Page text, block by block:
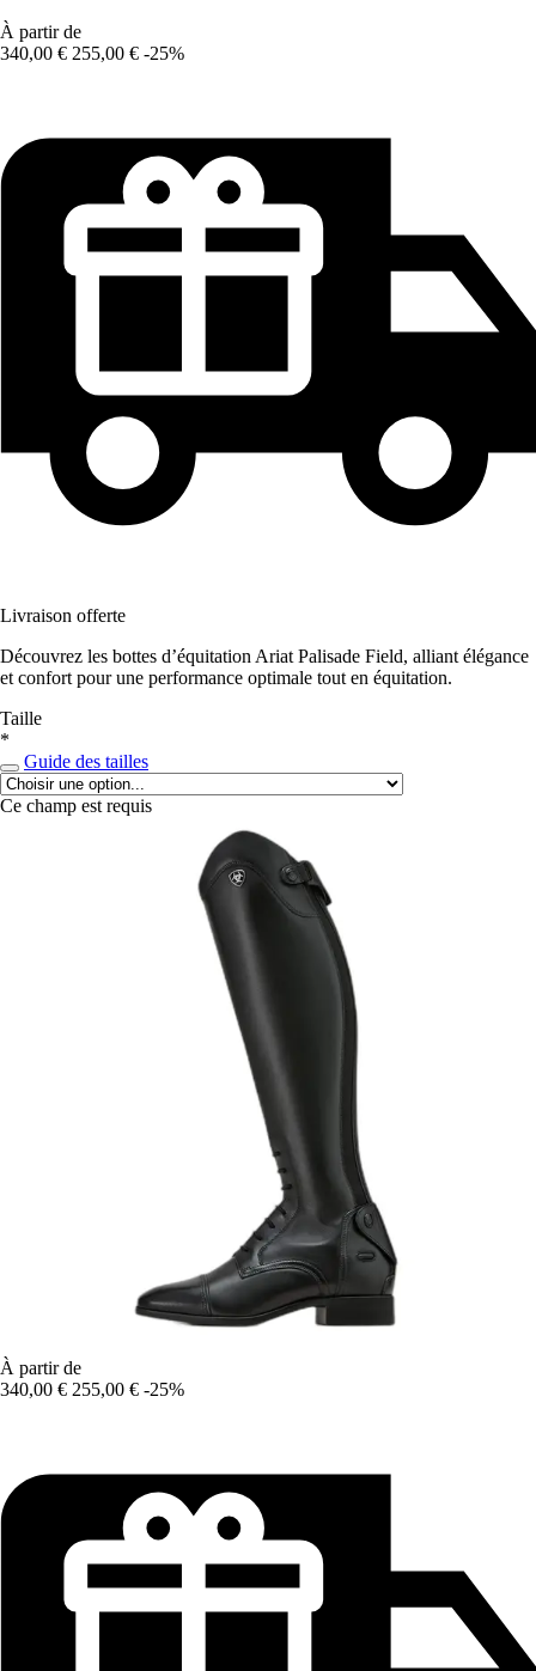
À partir de
340,00 € 255,00 € -25%
Livraison offerte
Découvrez les bottes d’équitation Ariat Palisade Field, alliant élégance
et confort pour une performance optimale tout en équitation.
Taille
*
Guide des tailles
Ce champ est requis
À partir de
340,00 € 255,00 € -25%